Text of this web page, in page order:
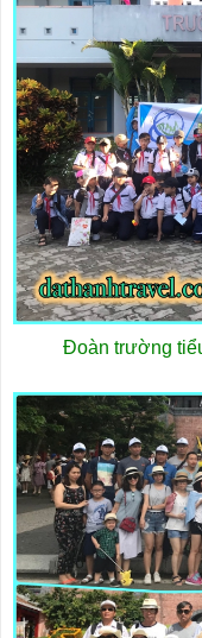
Đoàn trường